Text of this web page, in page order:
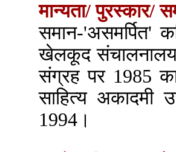
मान्यता/ पुरस्कार/
समान-'असमर्पित'
खेलकूद संचालनालय
संग्रह पर 1985
साहित्य अकादमी
1994।